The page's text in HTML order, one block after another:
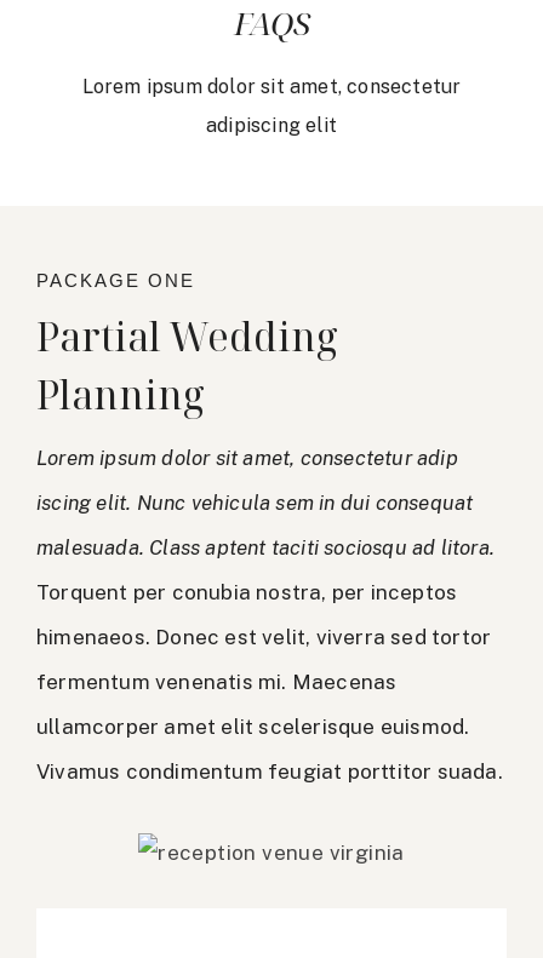
FAQS
Lorem ipsum dolor sit amet, consectetur
adipiscing elit
PACKAGE ONE
Partial Wedding
Planning
Lorem ipsum dolor sit amet, consectetur adip
iscing elit. Nunc vehicula sem in dui consequat
malesuada. Class aptent taciti sociosqu ad litora.
Torquent per conubia nostra, per inceptos
himenaeos. Donec est velit, viverra sed tortor
fermentum venenatis mi. Maecenas
ullamcorper amet elit scelerisque euismod.
Vivamus condimentum feugiat porttitor suada.